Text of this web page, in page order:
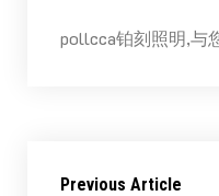
pollcca铂刻照明,与
Previous Article